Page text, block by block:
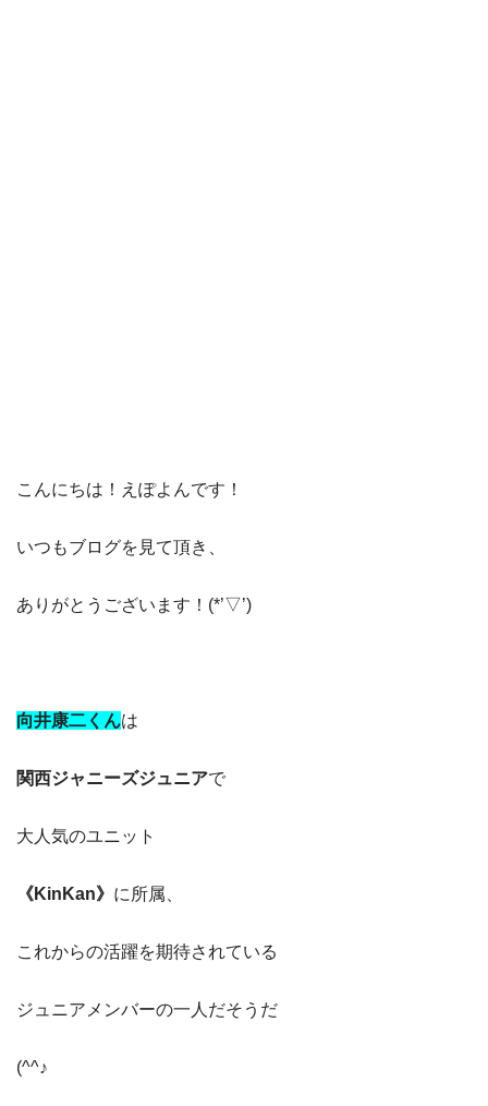
こんにちは！えぽよんです！
いつもブログを見て頂き、
ありがとうございます！(*’▽’)
向井康二くんは
関西ジャニーズジュニアで
大人気のユニット
《KinKan》 に所属、
これからの活躍を期待されている
ジュニアメンバーの一人だそうだ
(^^♪